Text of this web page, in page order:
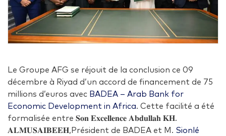
Le Groupe AFG se réjouit de la conclusion ce 09
décembre à Riyad d’un accord de financement de 75
millions d’euros avec BADEA – Arab Bank for
Economic Development in Africa. Cette facilité a été
formalisée entre 𝐒𝐨𝐧 𝐄𝐱𝐜𝐞𝐥𝐥𝐞𝐧𝐜𝐞 𝐀𝐛𝐝𝐮𝐥𝐥𝐚𝐡 𝐊𝐇.
𝐀𝐋𝐌𝐔𝐒𝐀𝐈𝐁𝐄𝐄𝐇,Président de BADEA et M. Sionlé